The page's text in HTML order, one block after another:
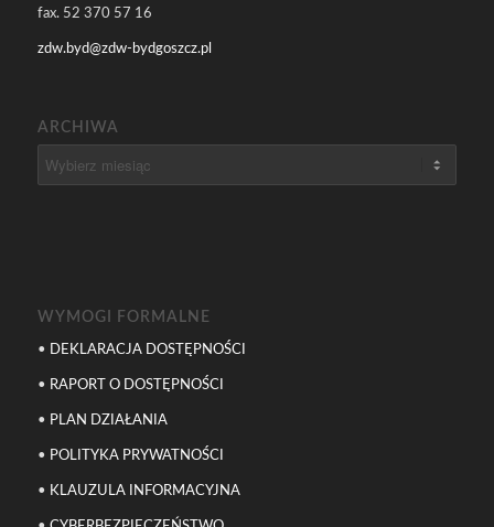
fax. 52 370 57 16
zdw.byd@zdw-bydgoszcz.pl
ARCHIWA
WYMOGI FORMALNE
• DEKLARACJA DOSTĘPNOŚCI
• RAPORT O DOSTĘPNOŚCI
• PLAN DZIAŁANIA
• POLITYKA PRYWATNOŚCI
• KLAUZULA INFORMACYJNA